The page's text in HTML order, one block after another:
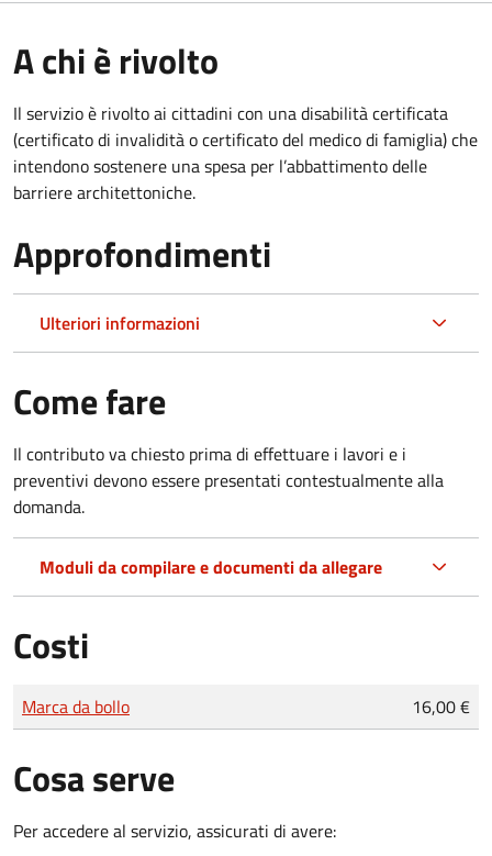
A chi è rivolto
Il servizio è rivolto ai cittadini con una disabilità certificata
(certificato di invalidità o certificato del medico di famiglia) che
intendono sostenere una spesa per l’abbattimento delle
barriere architettoniche.
Approfondimenti
Ulteriori informazioni
Come fare
Il contributo va chiesto prima di effettuare i lavori e i
preventivi devono essere presentati contestualmente alla
domanda.
Moduli da compilare e documenti da allegare
Costi
Tipo di pagamento
Importo
Marca da bollo 16,00 €
Cosa serve
Per accedere al servizio, assicurati di avere: